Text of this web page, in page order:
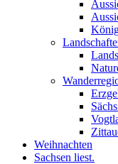
Weihnachten
Sachsen liest.